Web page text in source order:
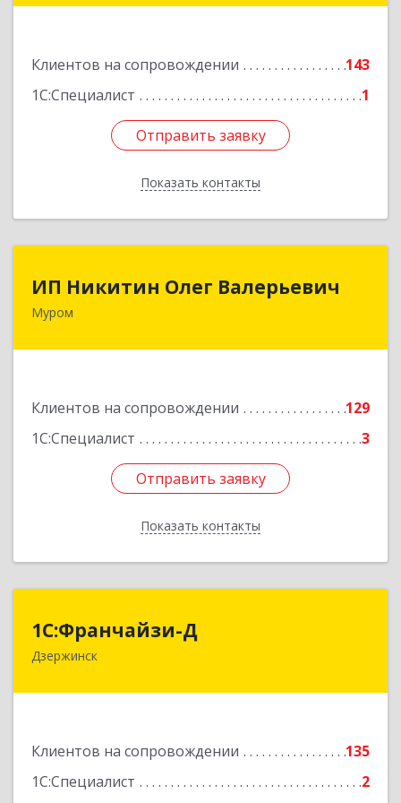
Клиентов на сопровождении
143
1С:Специалист
1
Отправить заявку
Показать контакты
Отправить заявку
Назад
ИП Никитин Олег Валерьевич
Муром
Клиентов на сопровождении
129
1С:Специалист
3
Отправить заявку
Показать контакты
Отправить заявку
Назад
1С:Франчайзи-Д
Дзержинск
Клиентов на сопровождении
135
1С:Специалист
2
606025, Нижегородская обл, Дзержинск г,